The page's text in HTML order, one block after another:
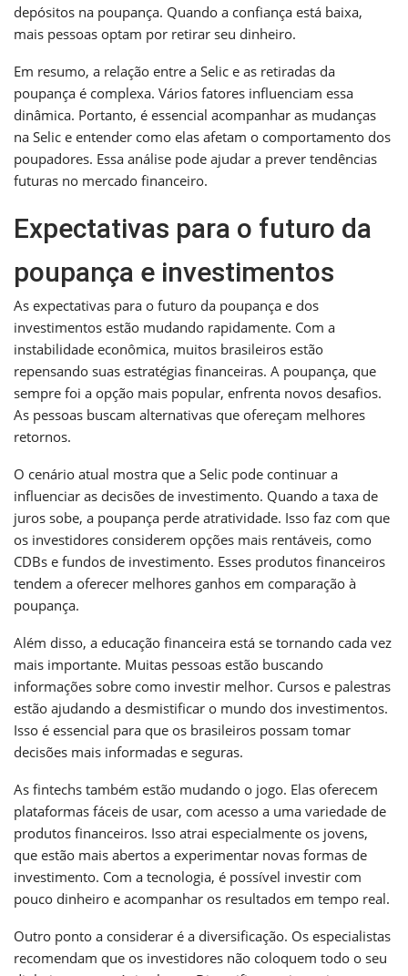
depósitos na poupança. Quando a confiança está baixa,
mais pessoas optam por retirar seu dinheiro.
Em resumo, a relação entre a Selic e as retiradas da
poupança é complexa. Vários fatores influenciam essa
dinâmica. Portanto, é essencial acompanhar as mudanças
na Selic e entender como elas afetam o comportamento dos
poupadores. Essa análise pode ajudar a prever tendências
futuras no mercado financeiro.
Expectativas para o futuro da
poupança e investimentos
As expectativas para o futuro da poupança e dos
investimentos estão mudando rapidamente. Com a
instabilidade econômica, muitos brasileiros estão
repensando suas estratégias financeiras. A poupança, que
sempre foi a opção mais popular, enfrenta novos desafios.
As pessoas buscam alternativas que ofereçam melhores
retornos.
O cenário atual mostra que a Selic pode continuar a
influenciar as decisões de investimento. Quando a taxa de
juros sobe, a poupança perde atratividade. Isso faz com que
os investidores considerem opções mais rentáveis, como
CDBs e fundos de investimento. Esses produtos financeiros
tendem a oferecer melhores ganhos em comparação à
poupança.
Além disso, a educação financeira está se tornando cada vez
mais importante. Muitas pessoas estão buscando
informações sobre como investir melhor. Cursos e palestras
estão ajudando a desmistificar o mundo dos investimentos.
Isso é essencial para que os brasileiros possam tomar
decisões mais informadas e seguras.
As fintechs também estão mudando o jogo. Elas oferecem
plataformas fáceis de usar, com acesso a uma variedade de
produtos financeiros. Isso atrai especialmente os jovens,
que estão mais abertos a experimentar novas formas de
investimento. Com a tecnologia, é possível investir com
pouco dinheiro e acompanhar os resultados em tempo real.
Outro ponto a considerar é a diversificação. Os especialistas
recomendam que os investidores não coloquem todo o seu